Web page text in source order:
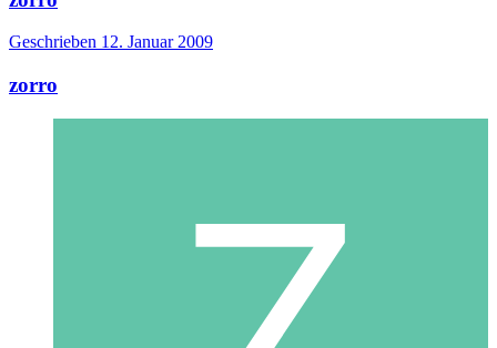
Geschrieben 12. Januar 2009
zorro